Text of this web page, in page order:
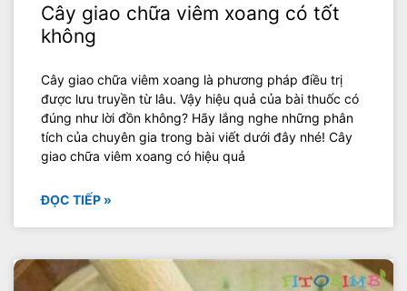
Cây giao chữa viêm xoang có tốt
không
Cây giao chữa viêm xoang là phương pháp điều trị
được lưu truyền từ lâu. Vậy hiệu quả của bài thuốc có
đúng như lời đồn không? Hãy lắng nghe những phân
tích của chuyên gia trong bài viết dưới đây nhé! Cây
giao chữa viêm xoang có hiệu quả
ĐỌC TIẾP »